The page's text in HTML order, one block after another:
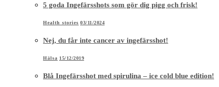
5 goda Ingefärsshots som gör dig pigg och frisk!
Health stories 03/11/2024
Nej, du får inte cancer av ingefärsshot!
Hälsa 15/12/2019
Blå Ingefärsshot med spirulina – ice cold blue edition!